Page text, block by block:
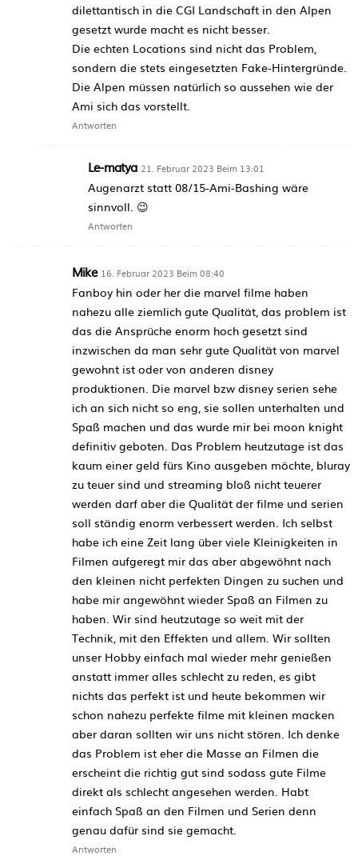
dilettantisch in die CGI Landschaft in den Alpen
gesetzt wurde macht es nicht besser.
Die echten Locations sind nicht das Problem,
sondern die stets eingesetzten Fake-Hintergründe.
Die Alpen müssen natürlich so aussehen wie der
Ami sich das vorstellt.
Antworten
Le-matya 21. Februar 2023 Beim 13:01
Augenarzt statt 08/15-Ami-Bashing wäre
sinnvoll. 😉
Antworten
Mike 16. Februar 2023 Beim 08:40
Fanboy hin oder her die marvel filme haben
nahezu alle ziemlich gute Qualität, das problem ist
das die Ansprüche enorm hoch gesetzt sind
inzwischen da man sehr gute Qualität von marvel
gewohnt ist oder von anderen disney
produktionen. Die marvel bzw disney serien sehe
ich an sich nicht so eng, sie sollen unterhalten und
Spaß machen und das wurde mir bei moon knight
definitiv geboten. Das Problem heutzutage ist das
kaum einer geld fürs Kino ausgeben möchte, bluray
zu teuer sind und streaming bloß nicht teuerer
werden darf aber die Qualität der filme und serien
soll ständig enorm verbessert werden. Ich selbst
habe ich eine Zeit lang über viele Kleinigkeiten in
Filmen aufgeregt mir das aber abgewöhnt nach
den kleinen nicht perfekten Dingen zu suchen und
habe mir angewöhnt wieder Spaß an Filmen zu
haben. Wir sind heutzutage so weit mit der
Technik, mit den Effekten und allem. Wir sollten
unser Hobby einfach mal wieder mehr genießen
anstatt immer alles schlecht zu reden, es gibt
nichts das perfekt ist und heute bekommen wir
schon nahezu perfekte filme mit kleinen macken
aber daran sollten wir uns nicht stören. Ich denke
das Problem ist eher die Masse an Filmen die
erscheint die richtig gut sind sodass gute Filme
direkt als schlecht angesehen werden. Habt
einfach Spaß an den Filmen und Serien denn
genau dafür sind sie gemacht.
Antworten